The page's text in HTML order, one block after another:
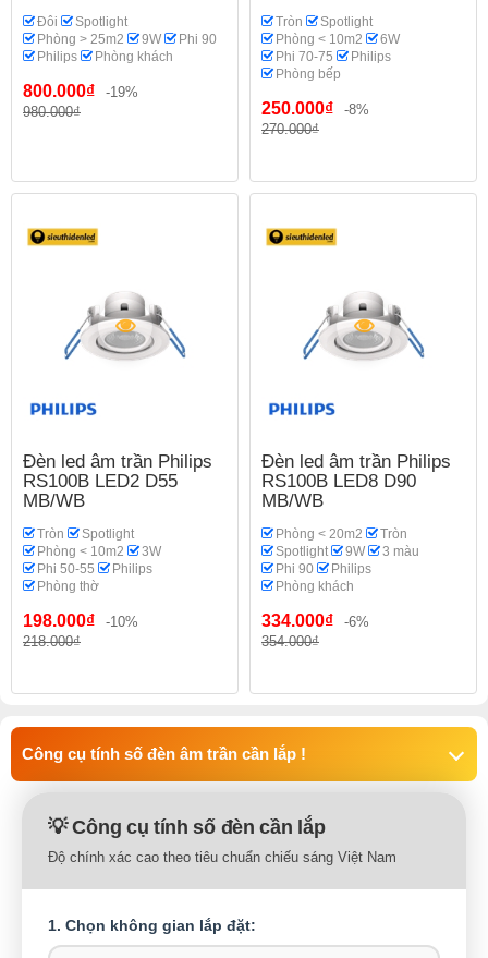
Đôi
Spotlight
Phòng > 25m2
9W
Phi 90
Philips
Phòng khách
800.000₫
-19%
980.000₫
Tròn
Spotlight
Phòng < 10m2
6W
Phi 70-75
Philips
Phòng bếp
250.000₫
-8%
270.000₫
Đèn led âm trần Philips
RS100B LED2 D55
MB/WB
Tròn
Spotlight
Phòng < 10m2
3W
Phi 50-55
Philips
Phòng thờ
198.000₫
-10%
218.000₫
Đèn led âm trần Philips
RS100B LED8 D90
MB/WB
Phòng < 20m2
Tròn
Spotlight
9W
3 màu
Phi 90
Philips
Phòng khách
334.000₫
-6%
354.000₫
Công cụ tính số đèn âm trần cần lắp !
💡 Công cụ tính số đèn cần lắp
Độ chính xác cao theo tiêu chuẩn chiếu sáng Việt Nam
1. Chọn không gian lắp đặt: